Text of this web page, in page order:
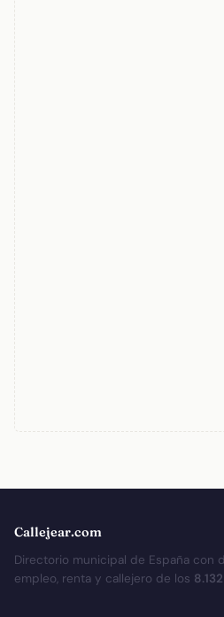
Callejear.com
Directorio municipal de España con
empleo, renta y callejero de los